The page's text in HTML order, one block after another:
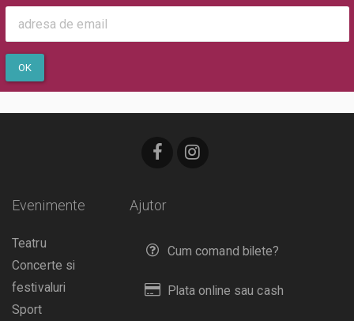
OK
Ajutor
Cum comand bilete?
Plata online sau cash
Evenimente
Teatru
Concerte si
festivaluri
Sport